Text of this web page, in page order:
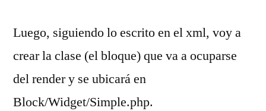
Luego, siguiendo lo escrito en el xml, voy a
crear la clase (el bloque) que va a ocuparse
del render y se ubicará en
Block/Widget/Simple.php.